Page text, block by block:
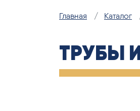
Главная Каталог
ТРУБЫ